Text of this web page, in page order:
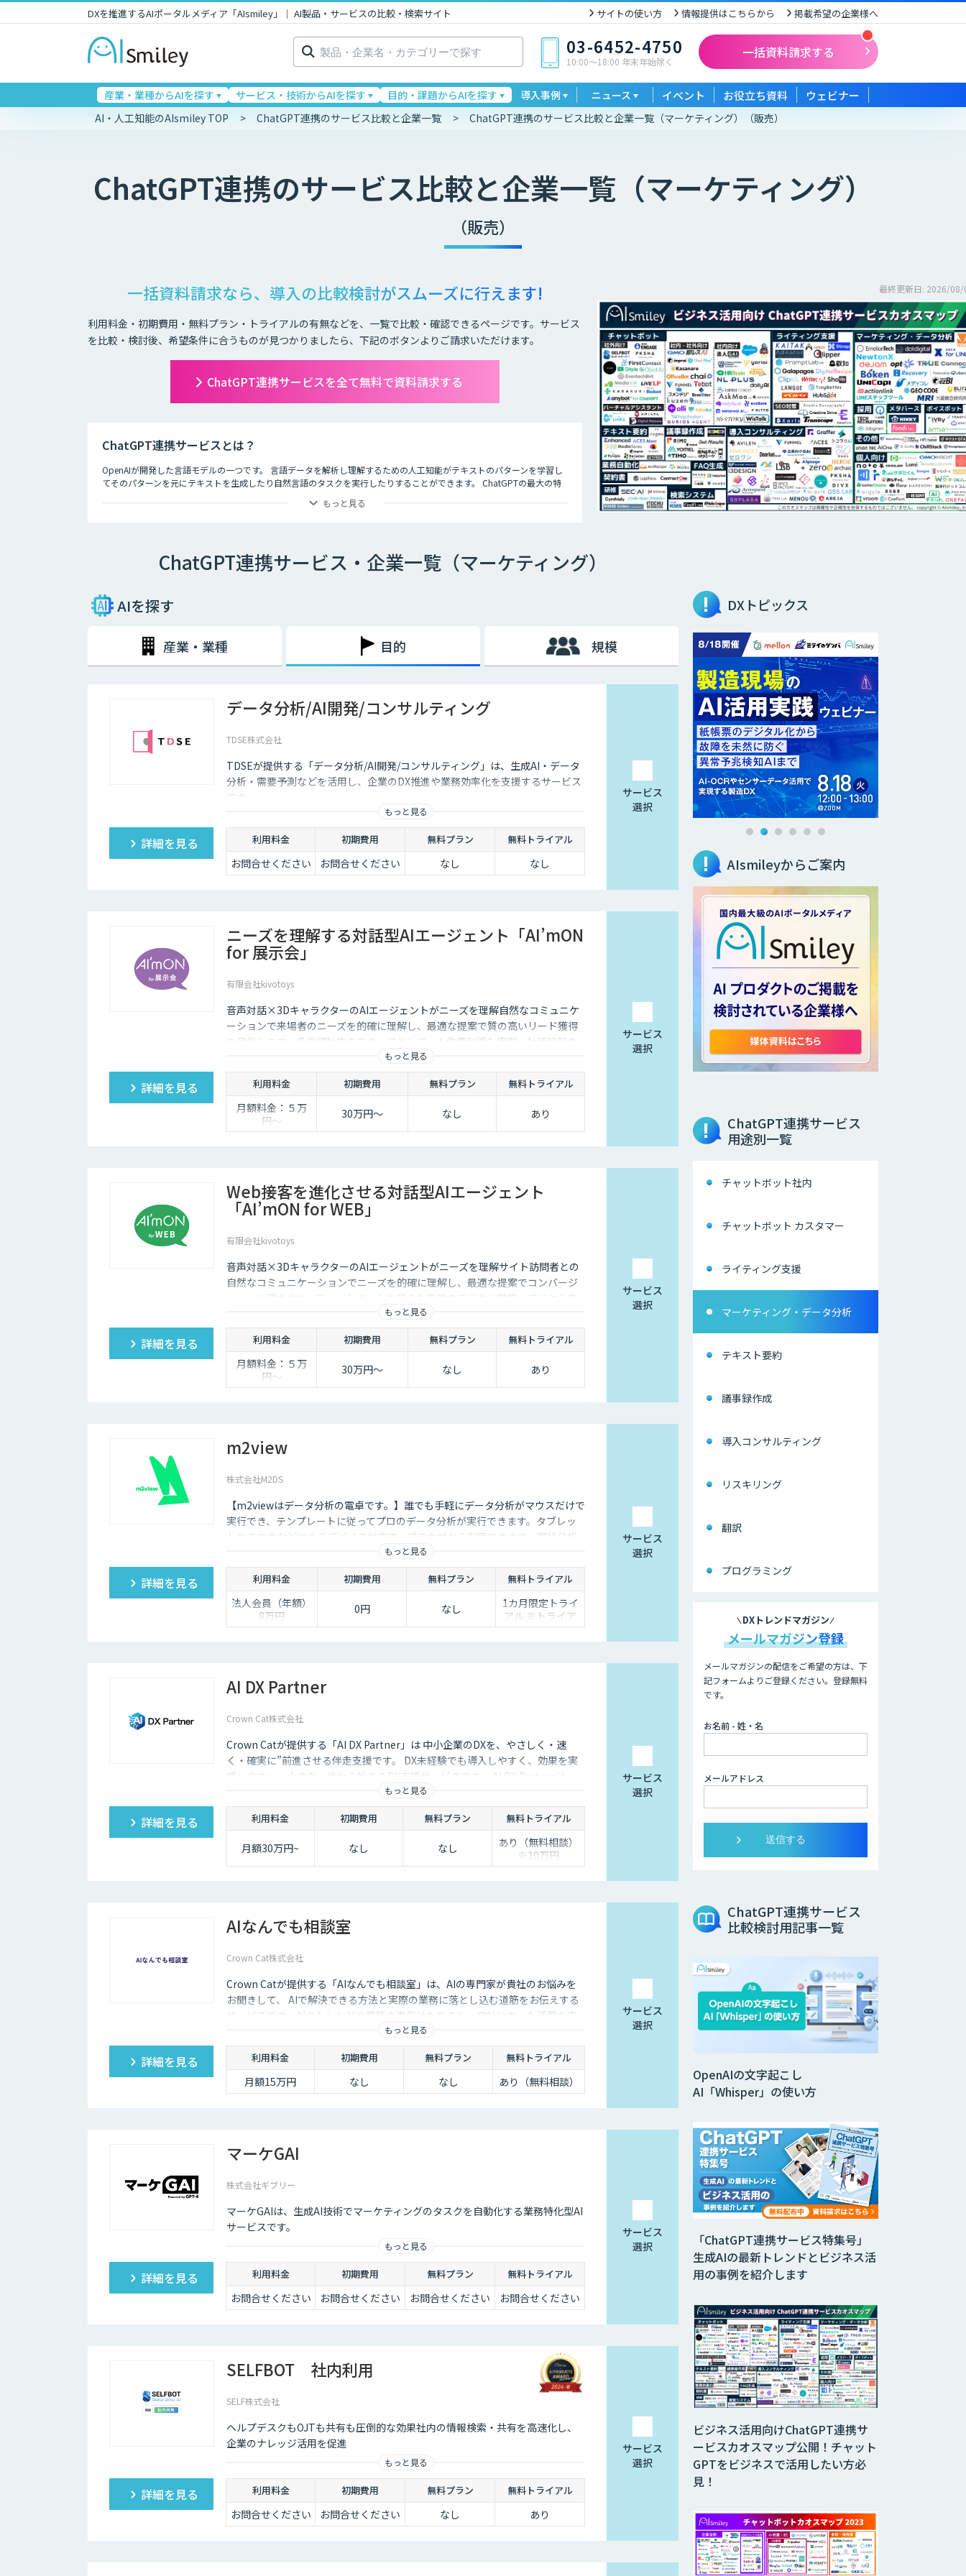
DXを推進するAIポータルメディア「AIsmiley」｜ AI製品・サービスの比較・検索サイト サイトの使い方 情報提供はこちらから 掲載希望の企業様へ
検
索: 03-6452-4750
10:00〜18:00 年末年始除く
一括資料請求する
産業・業種からAIを探す サービス・技術からAIを探す 目的・課題からAIを探す 導入事例 ニュース イベント お役立ち資料 ウェビナー
AI・人工知能のAIsmiley TOP ChatGPT連携のサービス比較と企業一覧 ChatGPT連携のサービス比較と企業一覧（マーケティング） （販売）
ChatGPT連携のサービス比較と企業一覧（マーケティング）
（販売）
一括資料請求なら、導入の比較検討がスムーズに行えます!
利用料金・初期費用・無料プラン・トライアルの有無などを、一覧で比較・確認できるページです。サービス
を比較・検討後、希望条件に合うものが見つかりましたら、下記のボタンよりご請求いただけます。
ChatGPT連携サービスを全て無料で資料請求する
最終更新日: 2026/08/
ChatGPT連携サービスとは？
OpenAIが開発した言語モデルの一つです。 言語データを解析し理解するための人工知能がテキストのパターンを学習し
てそのパターンを元にテキストを生成したり自然言語のタスクを実行したりすることができます。 ChatGPTの最大の特
もっと見る
ChatGPT連携サービス・企業一覧（マーケティング）
AIを探す
産業・業種 目的 規模
データ分析/AI開発/コンサルティング
TDSE株式会社
TDSEが提供する「データ分析/AI開発/コンサルティング」は、生成AI・データ
分析・需要予測などを活用し、企業のDX推進や業務効率化を支援するサービス
です。
もっと見る
詳細を見る 利用料金 初期費用 無料プラン 無料トライアル
お問合せください お問合せください なし なし
サービス
選択
ニーズを理解する対話型AIエージェント「AI’mON
for 展示会」
有限会社kivotoys
音声対話×3DキャラクターのAIエージェントがニーズを理解自然なコミュニケ
ーションで来場者のニーズを的確に理解し、最適な提案で質の高いリード獲得
を目指します。多言語対応のスタッフとして、人件費削減も実現。対話記録の
取得・分析で展示会後の追客も確実な成果へ。
もっと見る
詳細を見る 利用料金 初期費用 無料プラン 無料トライアル
月額料金：５万
円〜
30万円〜 なし あり
サービス
選択
Web接客を進化させる対話型AIエージェント
「AI’mON for WEB」
有限会社kivotoys
音声対話×3DキャラクターのAIエージェントがニーズを理解サイト訪問者との
自然なコミュニケーションでニーズを的確に理解し、最適な提案でコンバージ
ョンへと導きます。チャットボットを超えた最強のデジタル営業、デジタル広
もっと見る
詳細を見る 利用料金 初期費用 無料プラン 無料トライアル
月額料金：５万
円〜
30万円〜 なし あり
サービス
選択
m2view
株式会社M2DS
【m2viewはデータ分析の電卓です。】誰でも手軽にデータ分析がマウスだけで
実行でき、テンプレートに従ってプロのデータ分析が実行できます。タブレッ
トやスマホなどマルチデバイス対応で、ブラウザから利用できます。現状分析
や需要予測など高度なデータ分析があなたの社内で実現できます。
もっと見る
詳細を見る 利用料金 初期費用 無料プラン 無料トライアル
法人会員（年額）
8万円
0円 なし
1カ月限定トライ
アル ※トライア
ル終了後は自動課
サービス
選択
AI DX Partner
Crown Cat株式会社
Crown Catが提供する「AI DX Partner」は 中小企業のDXを、やさしく・速
く・確実に”前進させる伴走支援です。 DX未経験でも導入しやすく、効果を実
感しやすい、小さな一歩から始めるDX支援サービスです。 AI DX Partnerは、
大手企業のDX支援で培ったノウハウをベースに、 地方・中小企業のための“現
実的なDX”を設計・実装・運用まで一貫して支援いたします。 私たちは、コン
サル×開発×AIの力で、現場に寄り添った 『ちょうどいいDX』を実現します。
もっと見る
詳細を見る 利用料金 初期費用 無料プラン 無料トライアル
月額30万円~ なし なし
あり（無料相談）
※10万円
サービス
選択
AIなんでも相談室
Crown Cat株式会社
Crown Catが提供する「AIなんでも相談室」は、AIの専門家が貴社のお悩みを
お聞きして、 AIで解決できる方法と実際の業務に落とし込む道筋をお伝えする
サービスです。AIのトレンドや最新の事例はもちろん、自社にあった活用を安
価にクイックに知ることができます。もっと見る
詳細を見る 利用料金 初期費用 無料プラン 無料トライアル
月額15万円 なし なし あり（無料相談）
サービス
選択
マーケGAI
株式会社ギブリー
マーケGAIは、生成AI技術でマーケティングのタスクを自動化する業務特化型AI
サービスです。
もっと見る
詳細を見る 利用料金 初期費用 無料プラン 無料トライアル
お問合せください お問合せください お問合せください お問合せください
サービス
選択
SELFBOT 社内利用
SELF株式会社
ヘルプデスクもOJTも共有も圧倒的な効果社内の情報検索・共有を高速化し、
企業のナレッジ活用を促進
もっと見る
詳細を見る 利用料金 初期費用 無料プラン 無料トライアル
お問合せください お問合せください なし あり
サービス
選択
DXトピックス
AIsmileyからご案内
ChatGPT連携サービス
用途別一覧
チャットボット社内
チャットボット カスタマー
ライティング支援
マーケティング・データ分析
テキスト要約
議事録作成
導入コンサルティング
リスキリング
翻訳
プログラミング
DXトレンドマガジン
メールマガジン登録
メールマガジンの配信をご希望の方は、下
記フォームよりご登録ください。登録無料
です。
お名前 - 姓・名
メールアドレス
ChatGPT連携サービス
比較検討用記事一覧
OpenAIの文字起こし
AI「Whisper」の使い方
「ChatGPT連携サービス特集号」
生成AIの最新トレンドとビジネス活
用の事例を紹介します
ビジネス活用向けChatGPT連携サ
ービスカオスマップ公開！チャット
GPTをビジネスで活用したい方必
見！